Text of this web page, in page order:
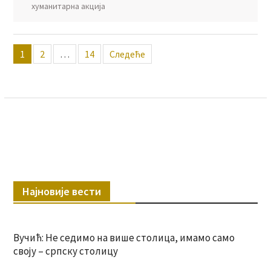
хуманитарна акција
Пагинација
чланака
1 2 … 14 Следеће
Најновије вести
Вучић: Не седимо на више столица, имамо само
своју – српску столицу